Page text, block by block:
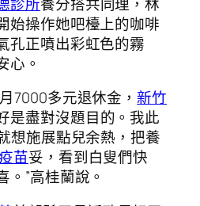
始操作她吧檯上的咖啡
孔正噴出彩虹色的霧
心。
7000多元退休金，新竹
是盡對沒題目的。我此
想施展點兒余熱，把養
苗妥，看到白叟們快
”高桂蘭說。